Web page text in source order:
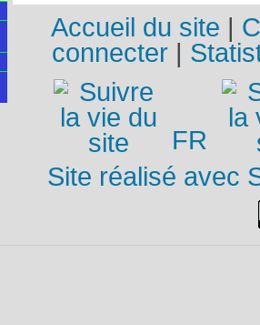
Accueil du site |
connecter|
FR
Site réalisé avec